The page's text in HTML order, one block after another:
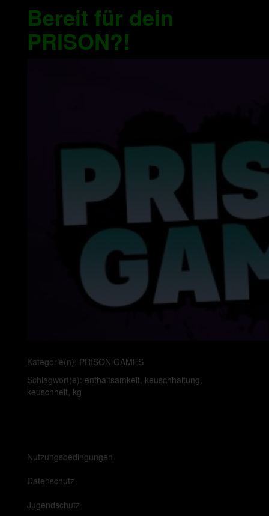
Bereit für dein
PRISON?!
Kategorie(n): PRISON GAMES
Schlagwort(e): enthaltsamkeit keuschhaltung
keuschheit kg
Nutzungsbedingungen
Datenschutz
Jugendschutz